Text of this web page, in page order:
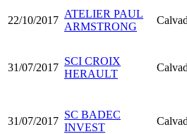
22/10/2017
ATELIER PAUL
ARMSTRONG
31/07/2017
SCI CROIX
HERAULT
31/07/2017
SC BADEC
INVEST